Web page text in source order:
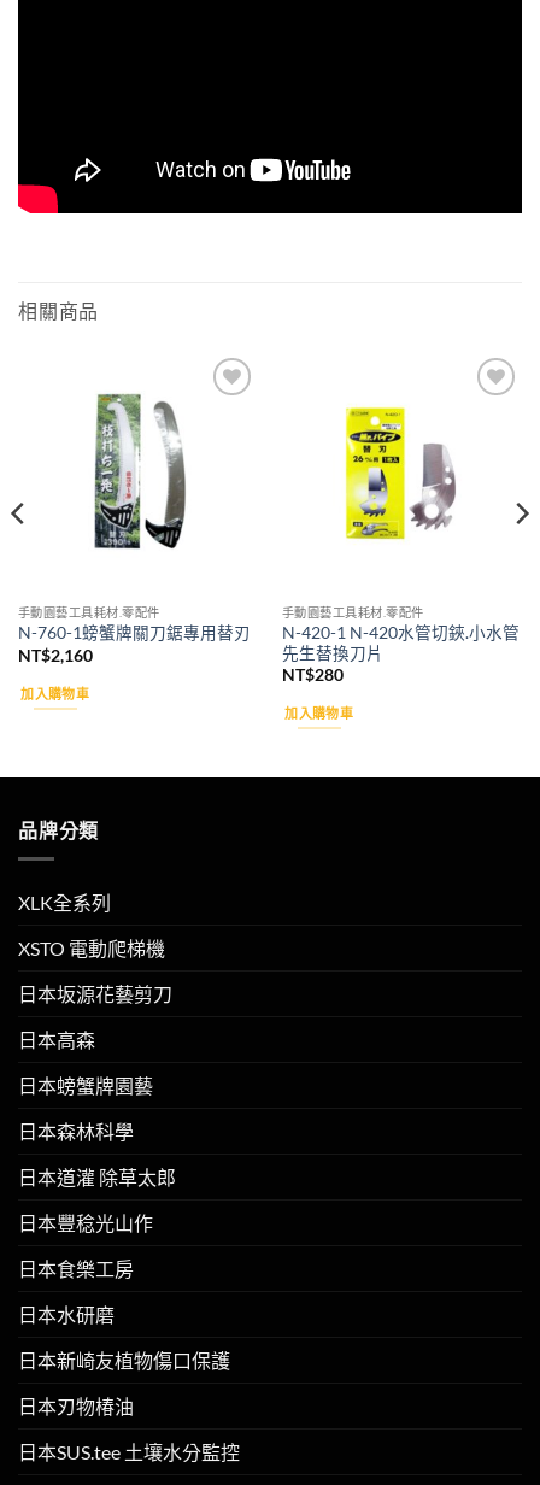
相關商品
手動園藝工具耗材.零配件
N-760-1螃蟹牌關刀鋸專用替刃
NT$2,160
加入購物車
手動園藝工具耗材.零配件
N-420-1 N-420水管切鋏.小水管
先生替換刀片
NT$280
加入購物車
品牌分類
XLK全系列
XSTO 電動爬梯機
日本坂源花藝剪刀
日本高森
日本螃蟹牌園藝
日本森林科學
日本道灌 除草太郎
日本豐稔光山作
日本食樂工房
日本水研磨
日本新崎友植物傷口保護
日本刃物椿油
日本SUS.tee 土壤水分監控